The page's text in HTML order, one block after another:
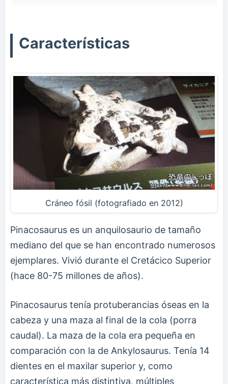
Características
Cráneo fósil (fotografiado en 2012)
Pinacosaurus es un anquilosaurio de tamaño
mediano del que se han encontrado numerosos
ejemplares. Vivió durante el Cretácico Superior
(hace 80-75 millones de años).
Pinacosaurus tenía protuberancias óseas en la
cabeza y una maza al final de la cola (porra
caudal). La maza de la cola era pequeña en
comparación con la de Ankylosaurus. Tenía 14
dientes en el maxilar superior y, como
característica más distintiva, múltiples